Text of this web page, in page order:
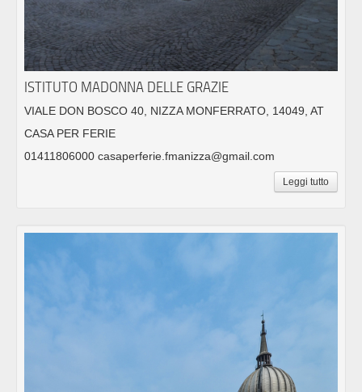
ISTITUTO MADONNA DELLE GRAZIE
VIALE DON BOSCO 40, NIZZA MONFERRATO, 14049, AT
CASA PER FERIE
01411806000 casaperferie.fmanizza@gmail.com
Leggi tutto